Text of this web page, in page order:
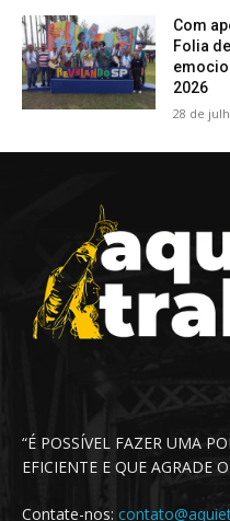
Com
Folia
2026
28 de
“É POSSÍVEL FAZER UMA
EFICIENTE E QUE AGRADE
Contate-nos: